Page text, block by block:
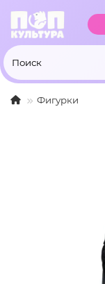
Фигурки